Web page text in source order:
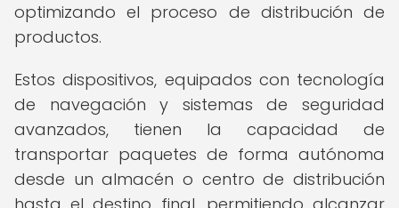
optimizando el proceso de distribución de
productos.
Estos dispositivos, equipados con tecnología
de navegación y sistemas de seguridad
avanzados, tienen la capacidad de
transportar paquetes de forma autónoma
desde un almacén o centro de distribución